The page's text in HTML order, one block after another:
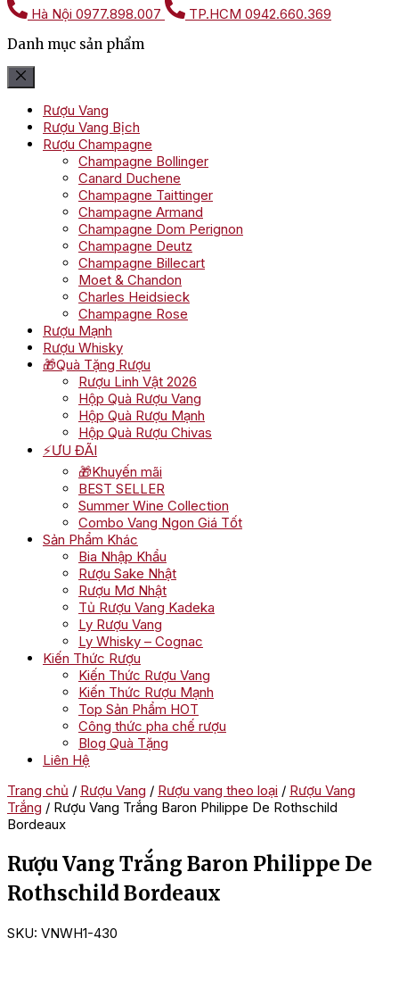
Hà Nội 0977.898.007 TP.HCM 0942.660.369
Danh mục sản phẩm
Rượu Vang
Rượu Vang Bịch
Rượu Champagne
Champagne Bollinger
Canard Duchene
Champagne Taittinger
Champagne Armand
Champagne Dom Perignon
Champagne Deutz
Champagne Billecart
Moet & Chandon
Charles Heidsieck
Champagne Rose
Rượu Mạnh
Rượu Whisky
🎁Quà Tặng Rượu
Rượu Linh Vật 2026
Hộp Quà Rượu Vang
Hộp Quà Rượu Mạnh
Hộp Quà Rượu Chivas
⚡ƯU ĐÃI
🎁Khuyến mãi
BEST SELLER
Summer Wine Collection
Combo Vang Ngon Giá Tốt
Sản Phẩm Khác
Bia Nhập Khẩu
Rượu Sake Nhật
Rượu Mơ Nhật
Tủ Rượu Vang Kadeka
Ly Rượu Vang
Ly Whisky – Cognac
Kiến Thức Rượu
Kiến Thức Rượu Vang
Kiến Thức Rượu Mạnh
Top Sản Phẩm HOT
Công thức pha chế rượu
Blog Quà Tặng
Liên Hệ
Trang chủ / Rượu Vang / Rượu vang theo loại / Rượu Vang
Trắng / Rượu Vang Trắng Baron Philippe De Rothschild
Bordeaux
Rượu Vang Trắng Baron Philippe De
Rothschild Bordeaux
SKU: VNWH1-430